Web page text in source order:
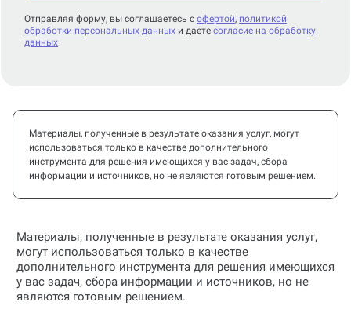
Отправляя форму, вы соглашаетесь с офертой, политикой
обработки персональных данных и даете согласие на обработку
данных
Материалы, полученные в результате оказания услуг, могут
использоваться только в качестве дополнительного
инструмента для решения имеющихся у вас задач, сбора
информации и источников, но не являются готовым решением.
Материалы, полученные в результате оказания услуг,
могут использоваться только в качестве
дополнительного инструмента для решения имеющихся
у вас задач, сбора информации и источников, но не
являются готовым решением.